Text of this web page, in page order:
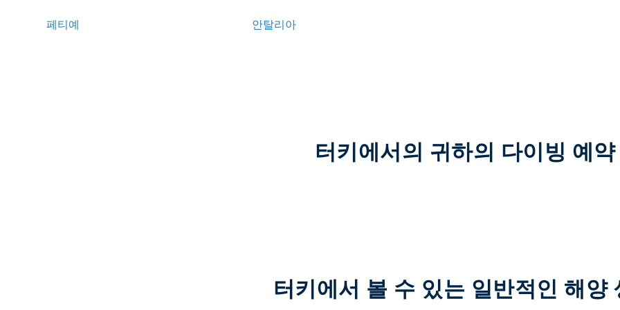
페티예 안탈리아
터키에서의 귀하의 다이빙 예약
터키에서 볼 수 있는 일반적인 해양